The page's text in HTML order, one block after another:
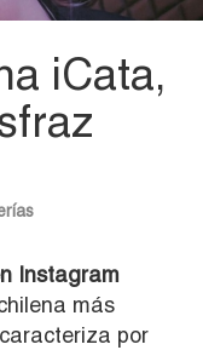
iCata,
Instagram
más
caracteriza por